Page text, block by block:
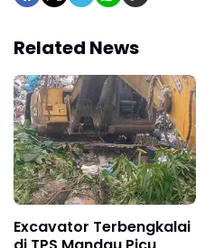
Related News
Excavator Terbengkalai